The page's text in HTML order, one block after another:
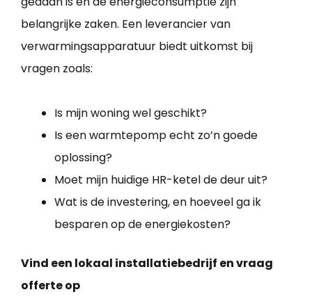
belangrijke zaken. Een leverancier van
verwarmingsapparatuur biedt uitkomst bij
vragen zoals:
Is mijn woning wel geschikt?
Is een warmtepomp echt zo’n goede
oplossing?
Moet mijn huidige HR-ketel de deur uit?
Wat is de investering, en hoeveel ga ik
besparen op de energiekosten?
Vind een lokaal installatiebedrijf en vraag
offerte op